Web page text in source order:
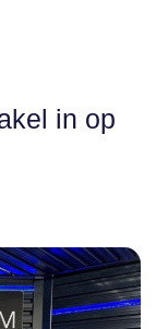
in op